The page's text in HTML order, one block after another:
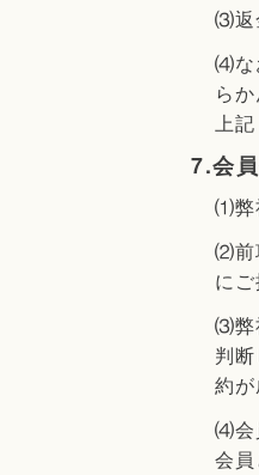
⑶返
⑷な
ら
上
7.会
⑴弊
⑵前
にご
⑶弊
判
約
⑷会
会